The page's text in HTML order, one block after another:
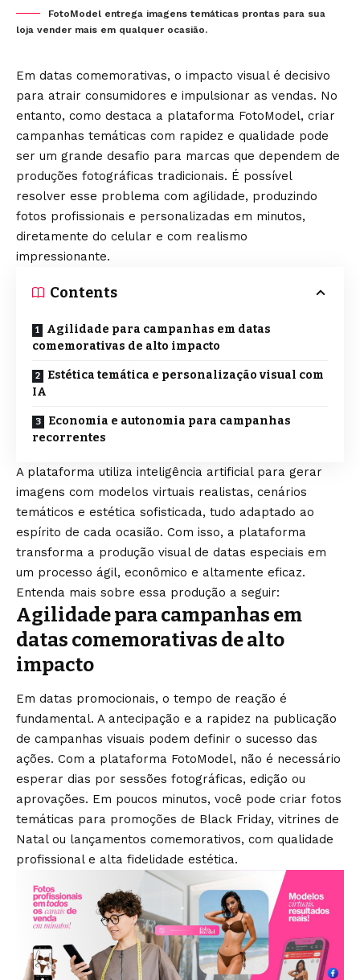
FotoModel entrega imagens temáticas prontas para sua
loja vender mais em qualquer ocasião.
Em datas comemorativas, o impacto visual é decisivo
para atrair consumidores e impulsionar as vendas. No
entanto, como destaca a plataforma FotoModel, criar
campanhas temáticas com rapidez e qualidade pode
ser um grande desafio para marcas que dependem de
produções fotográficas tradicionais. É possível
resolver esse problema com agilidade, produzindo
fotos profissionais e personalizadas em minutos,
diretamente do celular e com realismo
impressionante.
Contents
Agilidade para campanhas em datas
comemorativas de alto impacto
Estética temática e personalização visual com
IA
Economia e autonomia para campanhas
recorrentes
A plataforma utiliza inteligência artificial para gerar
imagens com modelos virtuais realistas, cenários
temáticos e estética sofisticada, tudo adaptado ao
espírito de cada ocasião. Com isso, a plataforma
transforma a produção visual de datas especiais em
um processo ágil, econômico e altamente eficaz.
Entenda mais sobre essa produção a seguir:
Agilidade para campanhas em
datas comemorativas de alto
impacto
Em datas promocionais, o tempo de reação é
fundamental. A antecipação e a rapidez na publicação
de campanhas visuais podem definir o sucesso das
ações. Com a plataforma FotoModel, não é necessário
esperar dias por sessões fotográficas, edição ou
aprovações. Em poucos minutos, você pode criar fotos
temáticas para promoções de Black Friday, vitrines de
Natal ou lançamentos comemorativos, com qualidade
profissional e alta fidelidade estética.